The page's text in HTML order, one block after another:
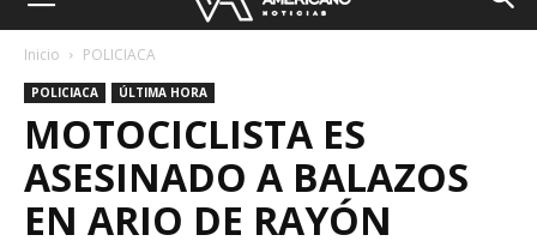
Inicio POLICIACA
POLICIACA ÚLTIMA HORA
MOTOCICLISTA ES
ASESINADO A BALAZOS
EN ARIO DE RAYÓN